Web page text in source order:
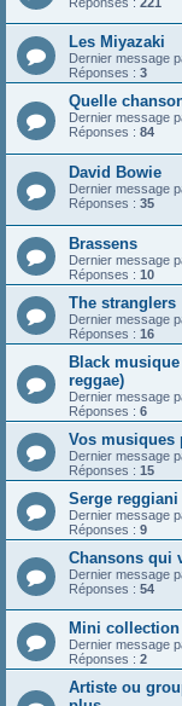
Les Miyazaki
Dernier message
Réponses : 3
Quelle
Dernier message
Réponses : 84
David Bowie
Dernier message
Réponses : 35
Brassens
Dernier message
Réponses : 10
The stranglers
Dernier message
Réponses : 16
Black
reggae)
Dernier message
Réponses : 6
Vos musiques
Dernier message
Réponses : 15
Serge
Dernier message
Réponses : 9
Chansons qui
Dernier message
Réponses : 54
Mini
Dernier message
Réponses : 2
Artiste ou